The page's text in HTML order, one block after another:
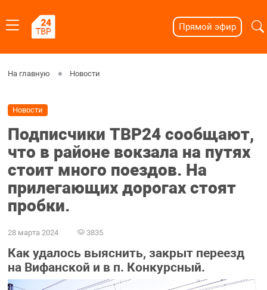
Прямой эфир
На главную Новости
Новости
Подписчики ТВР24 сообщают,
что в районе вокзала на путях
стоит много поездов. На
прилегающих дорогах стоят
пробки.
28 марта 2024 3835
Как удалось выяснить, закрыт переезд
на Вифанской и в п. Конкурсный.